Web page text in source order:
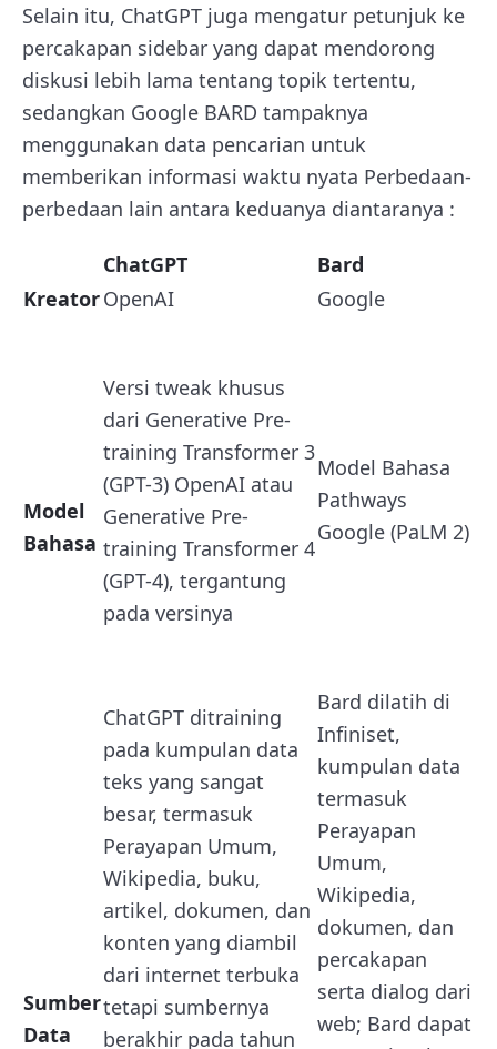
Selain itu, ChatGPT juga mengatur petunjuk ke
percakapan sidebar yang dapat mendorong
diskusi lebih lama tentang topik tertentu,
sedangkan Google BARD tampaknya
menggunakan data pencarian untuk
memberikan informasi waktu nyata Perbedaan-
perbedaan lain antara keduanya diantaranya :
ChatGPT
Bard
KreatorOpenAI Google
Model
Bahasa
Versi tweak khusus
dari Generative Pre-
training Transformer 3
(GPT-3) OpenAI atau
Generative Pre-
training Transformer 4
(GPT-4), tergantung
pada versinya
Model Bahasa
Pathways
Google (PaLM 2)
Sumber
Data
ChatGPT ditraining
pada kumpulan data
teks yang sangat
besar, termasuk
Perayapan Umum,
Wikipedia, buku,
artikel, dokumen, dan
konten yang diambil
dari internet terbuka
tetapi sumbernya
berakhir pada tahun
Bard dilatih di
Infiniset,
kumpulan data
termasuk
Perayapan
Umum,
Wikipedia,
dokumen, dan
percakapan
serta dialog dari
web; Bard dapat